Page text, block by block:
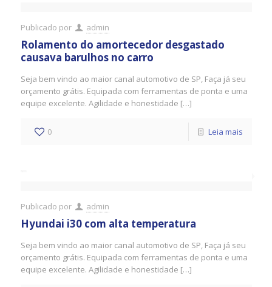
Publicado por admin
Rolamento do amortecedor desgastado
causava barulhos no carro
Seja bem vindo ao maior canal automotivo de SP, Faça já seu
orçamento grátis. Equipada com ferramentas de ponta e uma
equipe excelente. Agilidade e honestidade […]
0 Leia mais
Publicado por admin
Hyundai i30 com alta temperatura
Seja bem vindo ao maior canal automotivo de SP, Faça já seu
orçamento grátis. Equipada com ferramentas de ponta e uma
equipe excelente. Agilidade e honestidade […]